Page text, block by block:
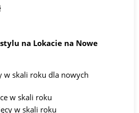
na Lokacie na Nowe
w skali roku dla nowych
w skali roku
w skali roku